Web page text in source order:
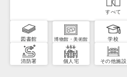
すべて
図書館 博物館・美術館 学校
消防署 個人宅 その他施設